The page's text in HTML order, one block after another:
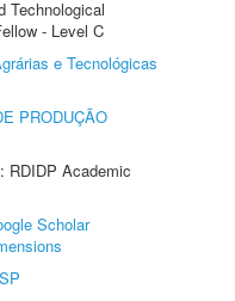
Technological
- Level C
e Tecnológicas
PRODUÇÃO
RDIDP Academic
Scholar